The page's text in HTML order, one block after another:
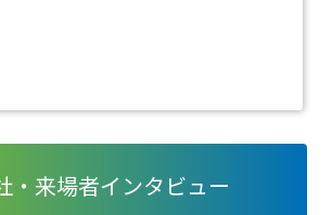
・来場者インタビュー